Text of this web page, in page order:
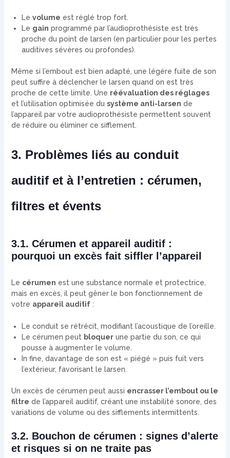
Le volume est réglé trop fort.
Le gain programmé par l’audioprothésiste est très
proche du point de larsen (en particulier pour les pertes
auditives sévères ou profondes).
Même si l’embout est bien adapté, une légère fuite de son
peut suffire à déclencher le larsen quand on est très
proche de cette limite. Une réévaluation des réglages
et l’utilisation optimisée du système anti-larsen de
l’appareil par votre audioprothésiste permettent souvent
de réduire ou éliminer ce sifflement.
3. Problèmes liés au conduit
auditif et à l’entretien : cérumen,
filtres et évents
3.1. Cérumen et appareil auditif :
pourquoi un excès fait siffler l’appareil
Le cérumen est une substance normale et protectrice,
mais en excès, il peut gêner le bon fonctionnement de
votre appareil auditif:
Le conduit se rétrécit, modifiant l’acoustique de l’oreille.
Le cérumen peut bloquerune partie du son, ce qui
pousse à augmenter le volume.
In fine, davantage de son est « piégé » puis fuit vers
l’extérieur, favorisant le larsen.
Un excès de cérumen peut aussi encrasser l’embout ou le
filtre de l’appareil auditif, créant une instabilité sonore, des
variations de volume ou des sifflements intermittents.
3.2. Bouchon de cérumen : signes d’alerte
et risques si on ne traite pas